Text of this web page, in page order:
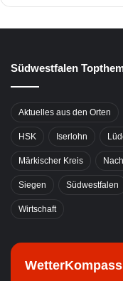
Südwestfalen
Aktuelles aus den Orten
HSK Iserlohn
Märkischer Kreis
Siegen Südwestfalen
Wirtschaft